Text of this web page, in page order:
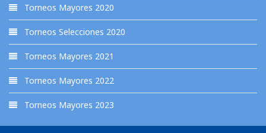
Torneos Mayores 2020
Torneos Selecciones 2020
Torneos Mayores 2021
Torneos Mayores 2022
Torneos Mayores 2023